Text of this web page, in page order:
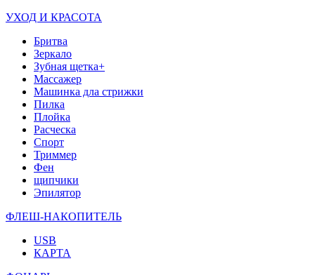
УХОД И КРАСОТА
Бритва
Зеркало
Зубная щетка+
Массажер
Машинка дла стрижки
Пилка
Плойка
Расческа
Спорт
Триммер
Фен
щипчики
Эпилятор
ФЛЕШ-НАКОПИТЕЛЬ
USB
КАРТА